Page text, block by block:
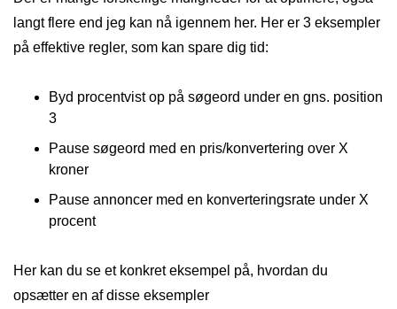
langt flere end jeg kan nå igennem her. Her er 3 eksempler
på effektive regler, som kan spare dig tid:
Byd procentvist op på søgeord under en gns. position
3
Pause søgeord med en pris/konvertering over X
kroner
Pause annoncer med en konverteringsrate under X
procent
Her kan du se et konkret eksempel på, hvordan du
opsætter en af disse eksempler